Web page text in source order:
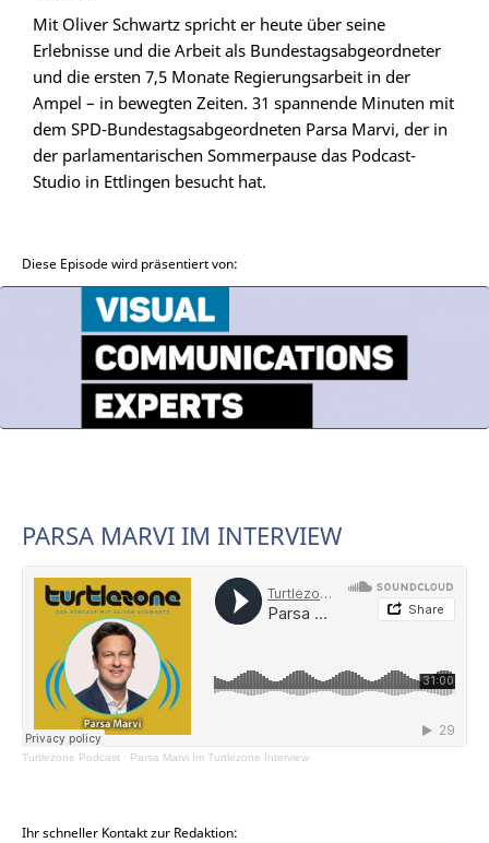
Mit Oliver Schwartz spricht er heute über seine
Erlebnisse und die Arbeit als Bundestagsabgeordneter
und die ersten 7,5 Monate Regierungsarbeit in der
Ampel – in bewegten Zeiten. 31 spannende Minuten mit
dem SPD-Bundestagsabgeordneten Parsa Marvi, der in
der parlamentarischen Sommerpause das Podcast-
Studio in Ettlingen besucht hat.
Diese Episode wird präsentiert von:
PARSA MARVI IM INTERVIEW
Turtlezone Podcast · Parsa Marvi Im Turtlezone Interview
Ihr schneller Kontakt zur Redaktion: